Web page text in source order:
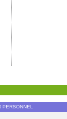
PERSONNEL